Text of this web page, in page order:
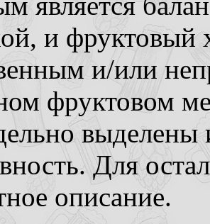
и фруктовый
и/или
фруктовом
Для
описание.